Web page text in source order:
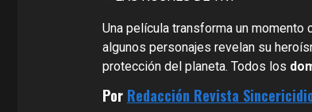
Una película transforma un
algunos personajes revelan su
protección del planeta. Todos los
Por Redacción Revista